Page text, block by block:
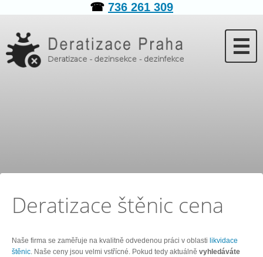
☎ 736 261 309
☰
Deratizace štěnic cena
Naše firma se zaměřuje na kvalitně odvedenou práci v oblasti likvidace
štěnic. Naše ceny jsou velmi vstřícné. Pokud tedy aktuálně vyhledáváte